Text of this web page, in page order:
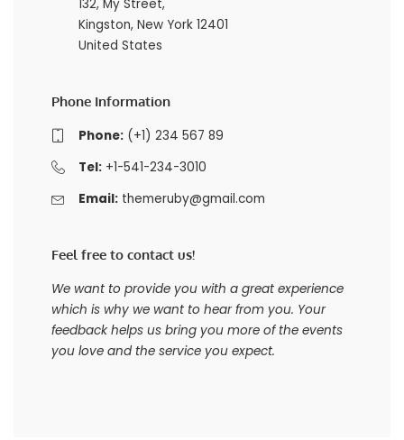
132, My Street,
Kingston, New York 12401
United States
Phone Information
Phone:(+1) 234 567 89
Tel:+1-541-234-3010
Email: themeruby@gmail.com
Feel free to contact us!
We want to provide you with a great experience
which is why we want to hear from you. Your
feedback helps us bring you more of the events
you love and the service you expect.